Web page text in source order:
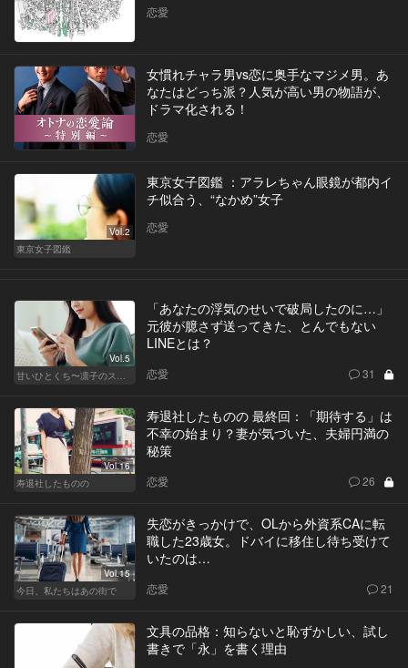
恋愛
女慣れチャラ男vs恋に奥手なマジメ男。あ
なたはどっち派？人気が高い男の物語が、
ドラマ化される！
恋愛
Vol.2
東京女子図鑑
東京女子図鑑 ：アラレちゃん眼鏡が都内イ
チ似合う、“なかめ”女子
恋愛
Vol.5
甘いひとくち〜凛子のスイーツ探訪記〜
「あなたの浮気のせいで破局したのに…」
元彼が臆さず送ってきた、とんでもない
LINEとは？
恋愛 31
Vol.16
寿退社したものの
寿退社したものの 最終回：「期待する」は
不幸の始まり？妻が気づいた、夫婦円満の
秘策
恋愛 26
Vol.15
今日、私たちはあの街で
失恋がきっかけで、OLから外資系CAに転
職した23歳女。ドバイに移住し待ち受けて
いたのは…
恋愛 21
文具の品格：知らないと恥ずかしい、試し
書きで「永」を書く理由